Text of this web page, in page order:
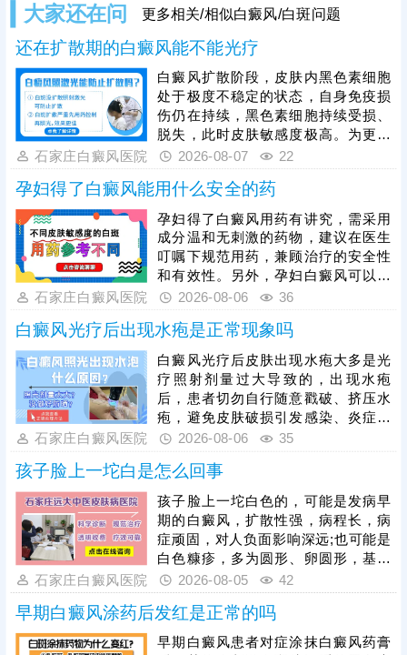
大家还在问 更多相关/相似白癜风/白斑问题
还在扩散期的白癜风能不能光疗
白癜风扩散阶段，皮肤内黑色素细胞
处于极度不稳定的状态，自身免疫损
伤仍在持续，黑色素细胞持续受损、
脱失，此时皮肤敏感度极高。为更好
保障治疗安全与疗效，临床通常建议
患者先通过药物干预稳定病情，抑制
白斑扩散，具体用药方案需由医生根
据个人病情、体质制定，患者严格遵
医嘱使用，切勿自行用药。待白斑完
全稳定后，再启动光疗，光疗需严控
剂量，采用温和适配的低剂量循序渐
进治疗，同时做好日常护理，规避外
界刺激，稳固病情，提升整体治疗效
果。
石家庄白癜风医院 2026-08-07 22
孕妇得了白癜风能用什么安全的药
孕妇得了白癜风用药有讲究，需采用
成分温和无刺激的药物，建议在医生
叮嘱下规范用药，兼顾治疗的安全性
和有效性。另外，孕妇白癜风可以照
光治疗，如美国进口308准分子激
和正常功能，安全无痛，无毒副作
用。治疗期间还需从自身做起，加强
护理保健，避免不良因素刺激，稳定
免疫状态，逐步令白斑症状减轻。
石家庄白癜风医院 2026-08-06 36
白癜风光疗后出现水疱是正常现象吗
白癜风光疗后皮肤出现水疱大多是光
疗照射剂量过大导致的，出现水疱
后，患者切勿自行随意戳破、挤压水
疱，避免皮肤破损引发感染、炎症，
加重皮肤损伤，甚至诱发白斑扩散、
对症处理，做好创面防护与修复，为
规避该问题，光疗必须由经验丰富的
医生操作，根据患者肤质、白斑部位
及皮肤耐受情况，制定个性化照射剂
量与频次。同时要做好光疗后皮肤护
理，治疗后皮肤屏障脆弱，需严格规
避阳光暴晒，防止二次损伤诱发水
疱、红肿，坚持科
石家庄白癜风医院 2026-08-06 35
孩子脸上一坨白是怎么回事
孩子脸上一坨白色的，可能是发病早
期的白癜风，扩散性强，病程长，病
症顽固，对人负面影响深远;也可能是
白色糠疹，多为圆形、卵圆形，基本
可自行消退，影响不大。可以结合伍
德灯、三维皮肤ct白斑专项检查诊
断，分析白斑是什么、怎么形成的;诊
断清楚再进行针对性治疗，一人一
石家庄白癜风医院 2026-08-05 42
早期白癜风涂药后发红是正常的吗
早期白癜风患者对症涂抹白癜风药膏